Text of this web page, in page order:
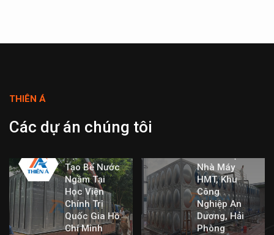
THIÊN Á
Các dự án chúng tôi
Tạo Bể Nước
Ngầm Tại
Học Viện
Chính Trị
Quốc Gia Hồ
Chí Minh
Nhà Máy
HMT, Khu
Công
Nghiệp An
Dương, Hải
Phòng